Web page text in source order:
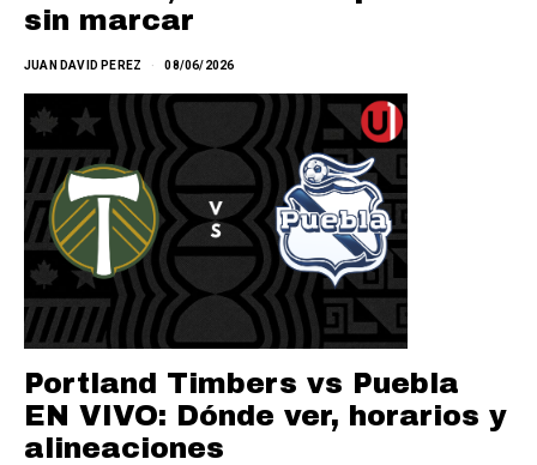
sin marcar
JUAN DAVID PEREZ 08/06/2026
Portland Timbers vs Puebla
EN VIVO: Dónde ver, horarios y
alineaciones